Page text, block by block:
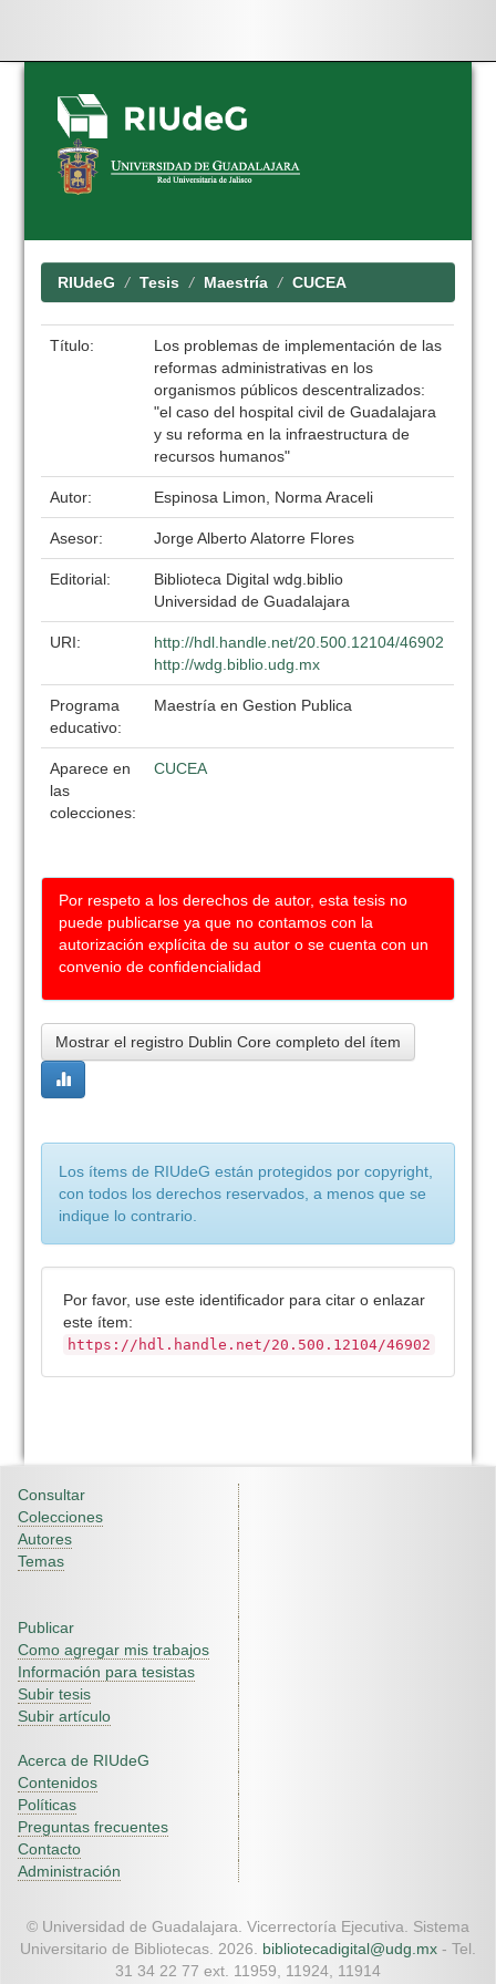
Skip
navigation
RIUdeG Tesis Maestría CUCEA
Título:
Los problemas de implementación de las
reformas administrativas en los
organismos públicos descentralizados:
"el caso del hospital civil de Guadalajara
y su reforma en la infraestructura de
recursos humanos"
Autor: Espinosa Limon, Norma Araceli
Asesor: Jorge Alberto Alatorre Flores
Editorial:
Biblioteca Digital wdg.biblio
Universidad de Guadalajara
URI:
http://hdl.handle.net/20.500.12104/46902
http://wdg.biblio.udg.mx
Programa
educativo:
Maestría en Gestion Publica
Aparece en
las
colecciones:
CUCEA
Por respeto a los derechos de autor, esta tesis no
puede publicarse ya que no contamos con la
autorización explícita de su autor o se cuenta con un
convenio de confidencialidad
Mostrar el registro Dublin Core completo del ítem
Los ítems de RIUdeG están protegidos por copyright,
con todos los derechos reservados, a menos que se
indique lo contrario.
Por favor, use este identificador para citar o enlazar
este ítem:
https://hdl.handle.net/20.500.12104/46902
Consultar
Colecciones
Autores
Temas
Publicar
Como agregar mis trabajos
Información para tesistas
Subir tesis
Subir artículo
Acerca de RIUdeG
Contenidos
Políticas
Preguntas frecuentes
Contacto
Administración
© Universidad de Guadalajara. Vicerrectoría Ejecutiva. Sistema
Universitario de Bibliotecas. 2026. bibliotecadigital@udg.mx - Tel.
31 34 22 77 ext. 11959, 11924, 11914